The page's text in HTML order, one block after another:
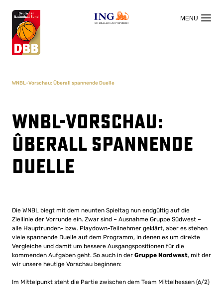
OFFIZIELLER HAUPTSPONSOR
WNBL-Vorschau: Überall spannende Duelle
WNBL-Vorschau:
Überall spannende
Duelle
Die WNBL biegt mit dem neunten Spieltag nun endgültig auf die
Ziellinie der Vorrunde ein. Zwar sind – Ausnahme Gruppe Südwest –
alle Hauptrunden- bzw. Playdown-Teilnehmer geklärt, aber es stehen
viele spannende Duelle auf dem Programm, in denen es um direkte
Vergleiche und damit um bessere Ausgangspositionen für die
kommenden Aufgaben geht. So auch in der Gruppe Nordwest, mit der
wir unsere heutige Vorschau beginnen:
Im Mittelpunkt steht die Partie zwischen dem Team Mittelhessen (6/2)